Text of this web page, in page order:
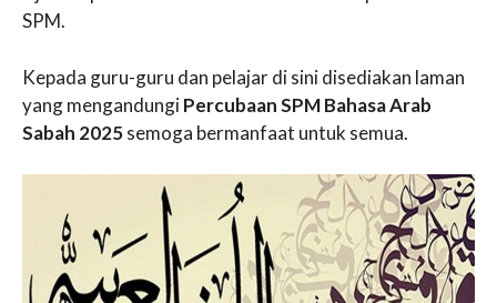
SPM.
Kepada guru-guru dan pelajar di sini disediakan laman
yang mengandungiPercubaan SPM Bahasa Arab
Sabah 2025semoga bermanfaat untuk semua.